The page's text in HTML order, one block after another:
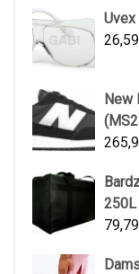
Uvex
26,59
New
250L
79,79